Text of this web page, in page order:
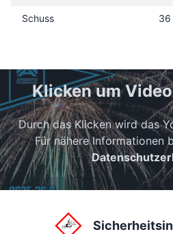
Schuss 36
Klicken um
Durch das Klicken wird das
Für nähere Informationen